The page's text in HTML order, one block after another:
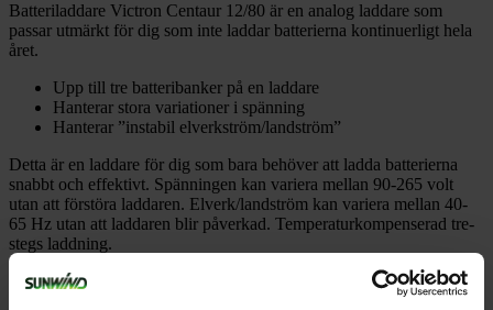
Batteriladdare Victron Centaur 12/80 är en analog laddare som
passar utmärkt för dig som inte laddar batterierna kontinuerligt hela
året.
Upp till tre batteribanker på en laddare
Hanterar stora variationer i spänning
Hanterar ”instabil elverkström/landström”
Detta är en laddare för dig som bara behöver att ladda batterierna
snabbt och effektivt. Spänningen kan variera mellan 90-265 volt
utan att förstöra laddaren. Elverk/landström kan variera mellan 40-
65 Hz utan att laddaren blir påverkad. Temperaturkompenserad tre-
stegs laddning.
Tillverkarens art.nr: CCH012080000